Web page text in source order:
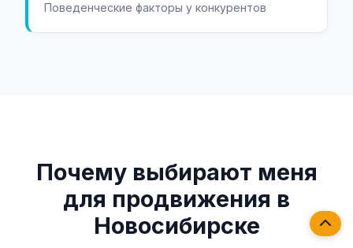
Поведенческие факторы у конкурентов
Почему выбирают меня
для продвижения в
Новосибирске